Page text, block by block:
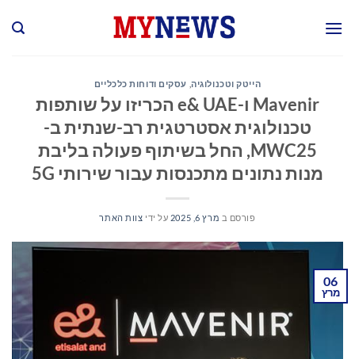
הייטק וטכנולוגיה, עסקים ודוחות כלכליים
Mavenir ו-e& UAE הכריזו על שותפות
טכנולוגית אסטרטגית רב-שנתית ב-
MWC25, החל בשיתוף פעולה בליבת
מנות נתונים מתכנסות עבור שירותי 5G
פורסם ב מרץ 6, 2025 על ידי צוות האתר
06
מרץ